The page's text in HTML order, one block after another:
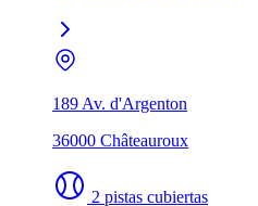
189 Av. d'Argenton
36000 Châteauroux
2 pistas cubiertas